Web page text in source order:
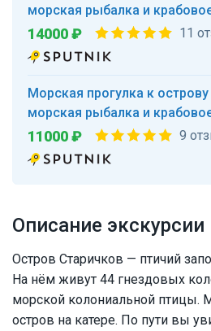
Описание экскурсии
Остров Старичков — птичий
На нём живут 44 гнездовых
морской колониальной птицы.
остров на катере. По пути вы
морская рыбалка и
14000 ₽ 11
Морская прогулка к
морская рыбалка и
11000 ₽ 9